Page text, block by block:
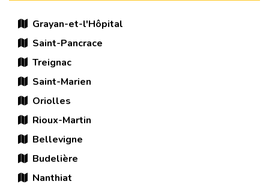
Grayan-et-l'Hôpital
Saint-Pancrace
Treignac
Saint-Marien
Oriolles
Rioux-Martin
Bellevigne
Budelière
Nanthiat